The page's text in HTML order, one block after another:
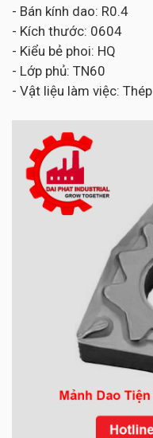
- Bán kính dao: R0.4
- Kích thước: 0604
- Kiểu bẻ phoi: HQ
- Lớp phủ: TN60
- Vật liệu làm việc: Thép